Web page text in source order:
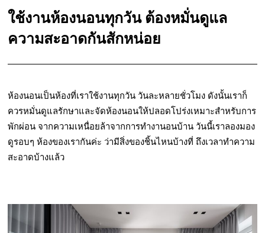
ใช้งานห้องนอนทุกวัน ต้องหมั่นดูแล
ความสะอาดกันสักหน่อย
ห้องนอนเป็นห้องที่เราใช้งานทุกวัน วันละหลายชั่วโมง ดังนั้นเราก็
ควรหมั่นดูแลรักษาและจัดห้องนอนให้ปลอดโปร่งเหมาะสำหรับการ
พักผ่อน จากความเหนื่อยล้าจากการทำงานอนบ้าน วันนี้เราลองมอง
ดูรอบๆ ห้องของเรากันค่ะ ว่ามีสิ่งของชิ้นไหนบ้างที่ ถึงเวลาทำความ
สะอาดบ้างแล้ว